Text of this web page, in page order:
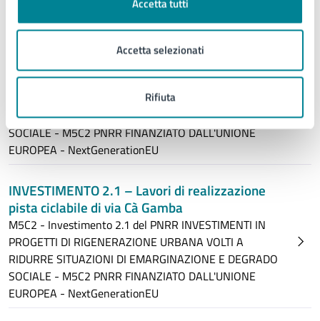
Accetta selezionati
Rifiuta
EUROPEA - NextGenerationEU
INVESTIMENTO 2.1 – Lavori di realizzazione
pista ciclabile di viale Oriente
M5C2 - Investimento 2.1 del PNRR INVESTIMENTI IN
PROGETTI DI RIGENERAZIONE URBANA VOLTI A
RIDURRE SITUAZIONI DI EMARGINAZIONE E DEGRADO
SOCIALE - M5C2 PNRR FINANZIATO DALL'UNIONE
EUROPEA - NextGenerationEU
INVESTIMENTO 2.1 – Lavori di realizzazione
pista ciclabile di via Cà Gamba
M5C2 - Investimento 2.1 del PNRR INVESTIMENTI IN
PROGETTI DI RIGENERAZIONE URBANA VOLTI A
RIDURRE SITUAZIONI DI EMARGINAZIONE E DEGRADO
SOCIALE - M5C2 PNRR FINANZIATO DALL'UNIONE
EUROPEA - NextGenerationEU